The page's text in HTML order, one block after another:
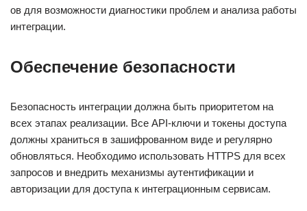
ов для возможности диагностики проблем и анализа работы
интеграции.
Обеспечение безопасности
Безопасность интеграции должна быть приоритетом на
всех этапах реализации. Все API-ключи и токены доступа
должны храниться в зашифрованном виде и регулярно
обновляться. Необходимо использовать HTTPS для всех
запросов и внедрить механизмы аутентификации и
авторизации для доступа к интеграционным сервисам.